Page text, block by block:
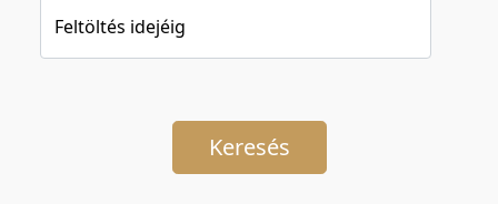
Feltöltés idejéig
Keresés